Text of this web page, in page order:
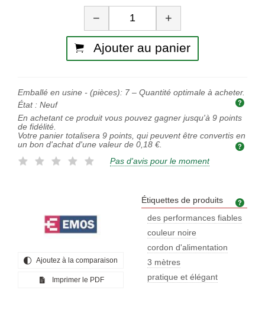
Quantité
− +
Ajouter au panier
Emballé en usine - (pièces): 7 – Quantité optimale à acheter.
État : Neuf
En achetant ce produit vous pouvez gagner jusqu'à 9 points
de fidélité.
Votre panier totalisera 9 points, qui peuvent être convertis en
un bon d'achat d'une valeur de 0,18 €.
Pas d'avis pour le moment
Ajoutez à la comparaison
Imprimer le PDF
Étiquettes de produits
des performances fiables
couleur noire
cordon d'alimentation
3 mètres
pratique et élégant